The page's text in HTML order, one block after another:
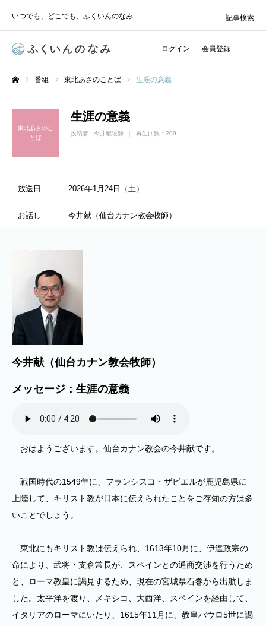
いつでも、どこでも、ふくいんのなみ
ログイン 会員登録
記事検索
番組 東北あさのことば 生涯の意義
東北あさのこ
とば
生涯の意義
投稿者 : 今井献牧師 再生回数：209
放送日 2026年1月24日（土）
お話し 今井献（仙台カナン教会牧師）
今井献（仙台カナン教会牧師）
メッセージ：生涯の意義
おはようございます。仙台カナン教会の今井献です。
戦国時代の1549年に、フランシスコ・ザビエルが鹿児島県に
上陸して、キリスト教が日本に伝えられたことをご存知の方は多
いことでしょう。
東北にもキリスト教は伝えられ、1613年10月に、伊達政宗の
命により、武将・支倉常長が、スペインとの通商交渉を行うため
と、ローマ教皇に謁見するため、現在の宮城県石巻から出航しま
した。太平洋を渡り、メキシコ、大西洋、スペインを経由して、
イタリアのローマにいたり、1615年11月に、教皇パウロ5世に謁